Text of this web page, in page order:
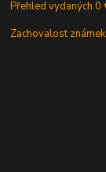
Přehled vydaných 0
Zachovalost